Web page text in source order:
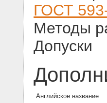
ГОСТ
Методы
Допуски
Английское название